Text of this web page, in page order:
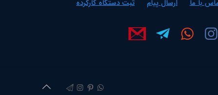
با ما ارسال پیام ثبت دستگاه کارکرده